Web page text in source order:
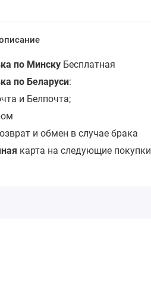
по МинскуБесплатная
по Беларуси:
и Белпочта;
и обмен в случае брака
карта на следующие покупки